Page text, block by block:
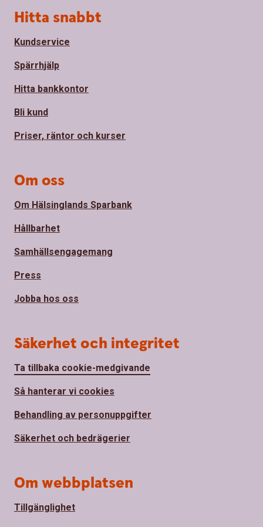
Sidfot
Hitta snabbt
Kundservice
Spärrhjälp
Hitta bankkontor
Bli kund
Priser, räntor och kurser
Om oss
Om Hälsinglands Sparbank
Hållbarhet
Samhällsengagemang
Press
Jobba hos oss
Säkerhet och integritet
Ta tillbaka cookie-medgivande
Så hanterar vi cookies
Behandling av personuppgifter
Säkerhet och bedrägerier
Om webbplatsen
Tillgänglighet